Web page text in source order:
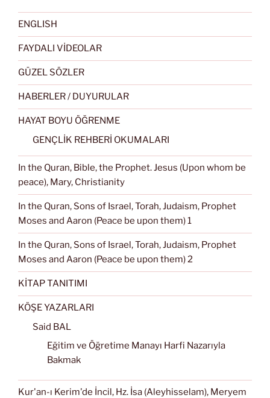
ENGLISH
FAYDALI VİDEOLAR
GÜZEL SÖZLER
HABERLER / DUYURULAR
HAYAT BOYU ÖĞRENME
GENÇLİK REHBERİ OKUMALARI
In the Quran, Bible, the Prophet. Jesus (Upon whom be
peace), Mary, Christianity
In the Quran, Sons of Israel, Torah, Judaism, Prophet
Moses and Aaron (Peace be upon them) 1
In the Quran, Sons of Israel, Torah, Judaism, Prophet
Moses and Aaron (Peace be upon them) 2
KİTAP TANITIMI
KÖŞE YAZARLARI
Said BAL
Eğitim ve Öğretime Manayı Harfi Nazarıyla
Bakmak
Kur'an-ı Kerim'de İncil, Hz. İsa (Aleyhisselam), Meryem